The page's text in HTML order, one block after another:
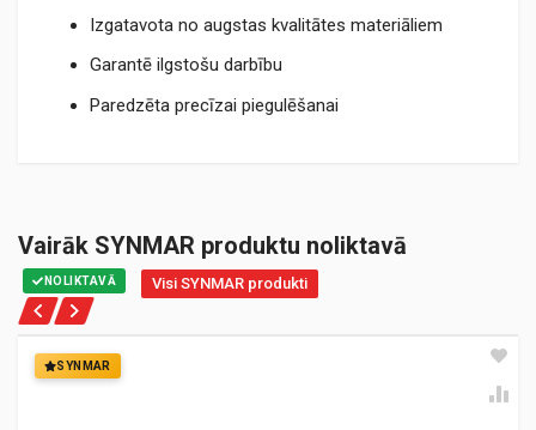
Izgatavota no augstas kvalitātes materiāliem
Garantē ilgstošu darbību
Paredzēta precīzai piegulēšanai
Vairāk SYNMAR produktu noliktavā
NOLIKTAVĀ Visi SYNMAR produkti
SYNMAR